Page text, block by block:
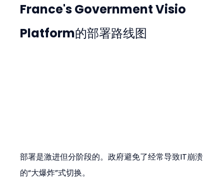
France's Government Visio
Platform的部署路线图
部署是激进但分阶段的。政府避免了经常导致IT崩溃
的“大爆炸”式切换。